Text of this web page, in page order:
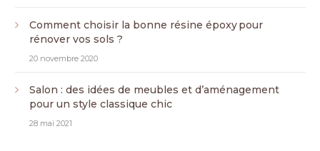
Comment choisir la bonne résine époxy pour
rénover vos sols ?
20 novembre 2020
Salon : des idées de meubles et d’aménagement
pour un style classique chic
28 mai 2021